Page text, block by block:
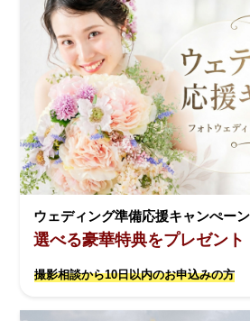
ウェディング準備応援キャンぺーン
選べる豪華特典をプレゼント
撮影相談から10日以内のお申込みの方